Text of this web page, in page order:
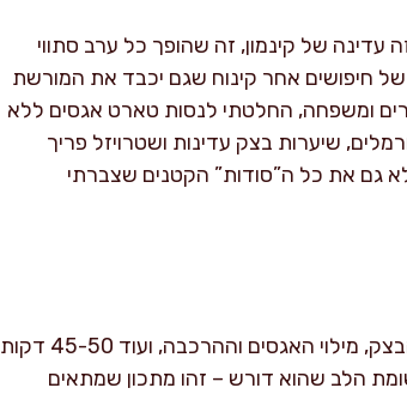
של קינמון, זה שהופך כל ערב סתווי
של חיפושים אחר קינוח שגם יכבד את המורשת
ומשפחה, החלטתי לנסות טארט אגסים ללא
שיערות בצק עדינות ושטרויזל פריך
את כל ה”סודות” הקטנים שצברתי
הכנת הטארט מצריכה בסך הכול כשעה וחצי: כ-40 דקות מוקדשות להכנת הבצק, מילוי האגסים וההרכבה, ועוד 45-50 דקות
הלב שהוא דורש – זהו מתכון שמתאים